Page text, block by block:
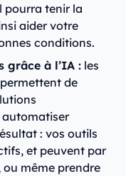
pourra tenir la
aider votre
conditions.
grâce à l’IA : les
de
automatiser
: vos outils
et peuvent par
même prendre